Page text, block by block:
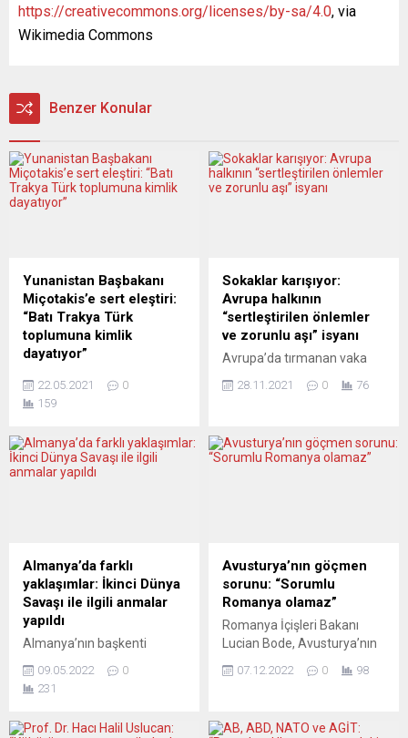
https://creativecommons.org/licenses/by-sa/4.0, via
Wikimedia Commons
Benzer Konular
Yunanistan Başbakanı
Miçotakis’e sert eleştiri:
“Batı Trakya Türk
toplumuna kimlik
dayatıyor”
Oğlu Yunanistan Başbakanı
Miçotakis’in Batı Trakya Türk
Türk kimliğini inkâr eden
ifadelerini kınadıklarını
uyguladığı kimlik dayatma
politikasına derhal son
vermeye ve kendimizi ifade
etme özgürlüğümüze saygı
duymaya çağırıyoruz” dedi.
Yunanistan...
22.05.2021
0
159
Sokaklar karışıyor:
Avrupa halkının
“sertleştirilen önlemler
ve zorunlu aşı” isyanı
Avrupa’da tırmanan vaka
pandemi önlemleri
Belçika, Hollanda,
Avusturya, Hırvatistan,
şiddet olayları yaşandı.
Kamu alanında çalışanlarına
getirilmesi planlanan
zorunlu aşı ve aşısızların
işten men edilmesi, sokağa
çıkma...
28.11.2021 0 76
Almanya’da farklı
yaklaşımlar: İkinci Dünya
Savaşı ile ilgili anmalar
yapıldı
Almanya’nın başkenti
Savaşı’nın Avrupa’da sona
ermesinin 77. yıl
düzenlendi. Köln’de ise
09.05.2022
0
231
Avusturya’nın göçmen
sorunu: “Sorumlu
Romanya olamaz”
Romanya İçişleri Bakanı
Lucian Bode, Avusturya’nın
sorumlusunun kendileri
uygulanamayacağını
07.12.2022 0 98